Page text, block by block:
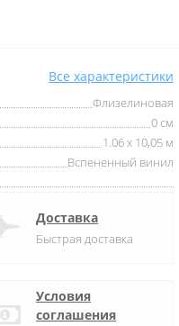
Все характеристики
Флизелиновая
0 см
1.06 x 10,05 м
Вспененный винил
Доставка
Быстрая доставка
Условия
соглашения